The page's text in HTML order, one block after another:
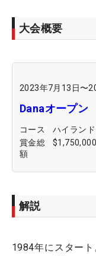
大会概要
2023年7月13日〜
Danaオープン
コース
ハイラン
賞金総
額
$1,750,000
解説
1984年にスター